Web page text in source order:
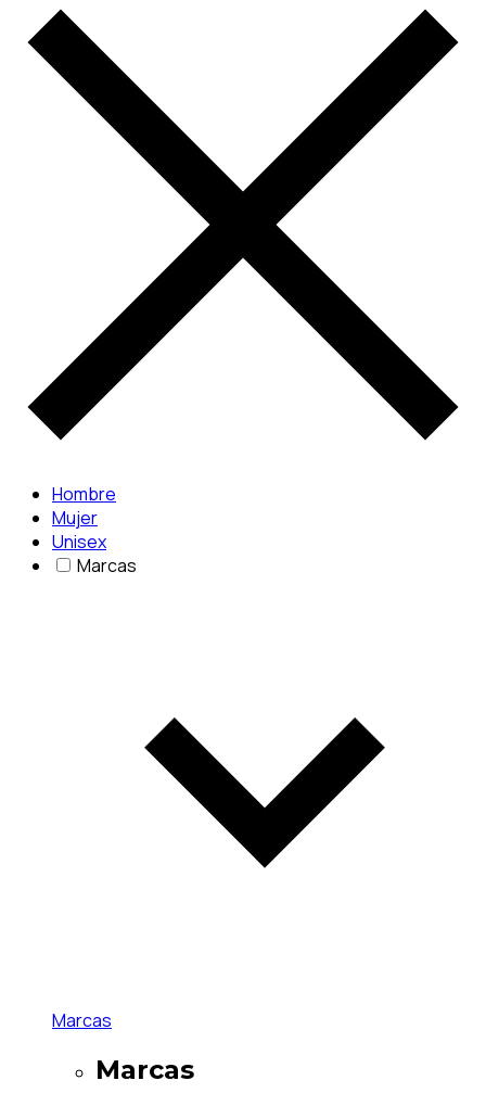
Hombre
Mujer
Unisex
Marcas
Marcas
Marcas